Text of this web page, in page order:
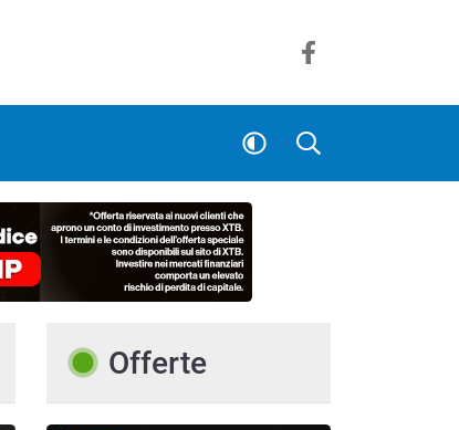
Offerte